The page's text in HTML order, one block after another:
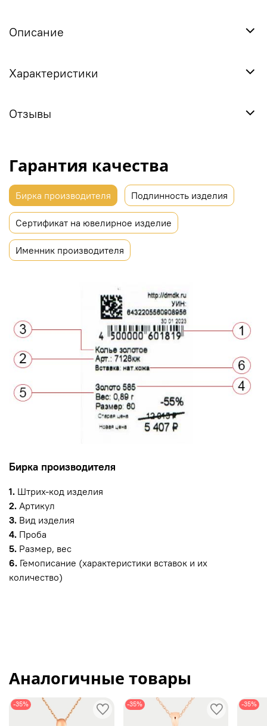
Описание
Характеристики
Отзывы
Гарантия качества
Бирка производителя Подлинность изделия
Сертификат на ювелирное изделие
Именник производителя
Бирка производителя
1. Штрих-код изделия
2. Артикул
3. Вид изделия
4. Проба
5. Размер, вес
6. Гемописание (характеристики вставок и их
количество)
Аналогичные товары
-35% -35% -35%